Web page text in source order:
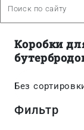
Коробки
Без
Фильтр